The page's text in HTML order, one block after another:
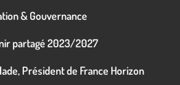
& Gouvernance
partagé 2023/2027
Président de France Horizon